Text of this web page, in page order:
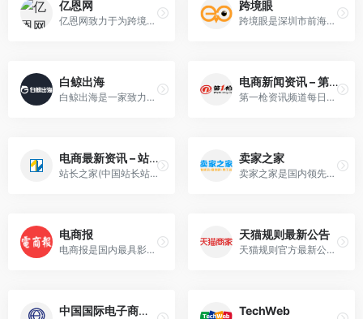
亿恩网
亿恩网致力于为跨境电商行业提供全球跨境电商新闻资讯以及跨境独立站,亚马逊,eBay,Wish,速卖通平台运营营销干货和行业生态新闻的电子商务新媒体平台。
跨境眼
跨境眼是深圳市前海跨境眼科技…
白鲸出海
白鲸出海是一家致力于服务中国泛互联网企业走向海外的综合服务平台，目前白鲸出海涵盖资讯（快讯、7×24h、问答和话题等）、数据（公司、产品、资本、榜单、专辑和投放等）、服务（...
电商新闻资讯 – 第一枪
第一枪资讯频道每日发布最新电商资讯、B2B行业新闻、互联网资讯、行业资讯，整合和精编全网资讯，包含行业知识、生活百科等内容。专业实时的互联网媒体平台。
电商最新资讯 – 站长之家
站长之家(中国站长站)为个人站长与企业网络提供全面的站长资讯、源代码程序下载、海量建站素材、强大的搜索优化辅助工具、网络产品设计与运营理念以及一站式网络解决方案，十年来我们一直致力为中文网站提供动力。
卖家之家
卖家之家是国内领先的出口跨境电商卖家服务平台,为卖家提供最新跨境电商资讯、跨境电商运营工具以及测评黑名单,从而为电跨境电商卖家带来卓越用户体验。
电商报
电商报是国内最具影响力的电子商务媒体和电子商务专业研究机构之一，关注并24小时播报B2B、B2C、C2C、外贸、移动电商等电商领域最新动态，揭示电子商务行业发展趋势和热点话题。
天猫规则最新公告
天猫规则官方最新公告，天猫商家第一时间了解规则变化的信息渠道。
中国国际电子商务网 TechWeb